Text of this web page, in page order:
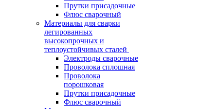
Прутки присадочные
Флюс сварочный
Материалы для сварки
легированных
высокопрочных и
теплоустойчивых сталей
Электроды сварочные
Проволока сплошная
Проволока
порошковая
Прутки присадочные
Флюс сварочный